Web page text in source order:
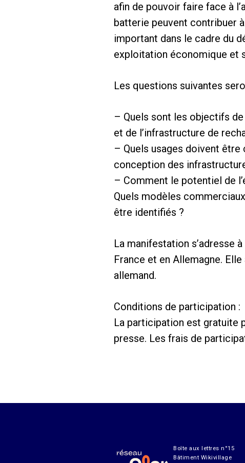
afin de pouvoir faire face à
batterie peuvent contribuer
important dans le cadre du
exploitation économique et
Les questions suivantes
– Quels sont les objectifs de
et de l’infrastructure de
– Quels usages doivent
conception des
– Comment le potentiel de
Quels modèles
être identifiés ?
La manifestation s’adresse
France et en Allemagne.
allemand.
Conditions de participation :
La participation est gratuite
presse. Les frais de
Boîte aux lettres n°15
Bâtiment Wikivillage